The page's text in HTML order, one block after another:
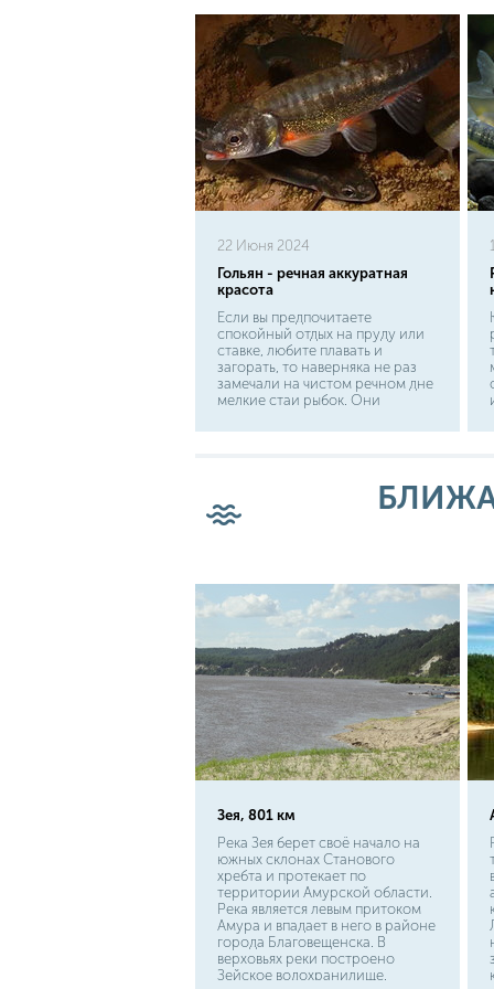
22 Июня 2024
Гольян - речная аккуратная
красота
Если вы предпочитаете
спокойный отдых на пруду или
ставке, любите плавать и
загорать, то наверняка не раз
замечали на чистом речном дне
мелкие стаи рыбок. Они
красотой и отважностью, ведь
видели этих представителей
ихтиофауны, но никогда не
задавались вопросами о том,
Зея, 801 км
Река Зея берет своё начало на
южных склонах Станового
хребта и протекает по
территории Амурской области.
Река является левым притоком
Амура и впадает в него в районе
города Благовещенска. В
верховьях реки построено
Зейское водохранилище.